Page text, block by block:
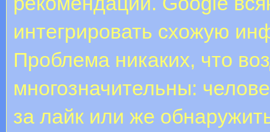
интегрировать схожую
Проблема никаких, что
многозначительны:
за лайк или же